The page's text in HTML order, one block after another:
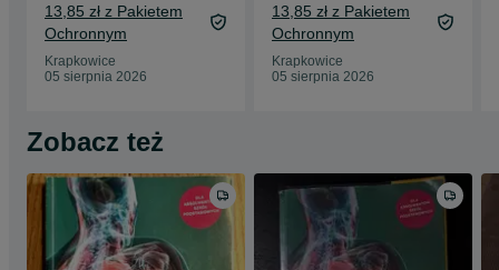
13,85 zł z Pakietem
Ochronnym
Krapkowice
05 sierpnia 2026
13,85 zł z Pakietem
Ochronnym
Krapkowice
05 sierpnia 2026
Zobacz też